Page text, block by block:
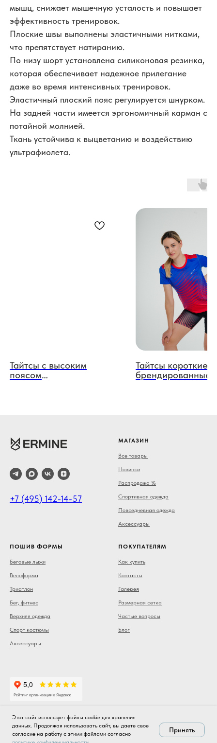
мышц, снижает мышечную усталость и повышает
эффективность тренировок.
Плоские швы выполнены эластичными нитками,
что препятствует натиранию.
По низу шорт установлена силиконовая резинка,
которая обеспечивает надежное прилегание
даже во время интенсивных тренировок.
Эластичный плоский пояс регулируется шнурком.
На задней части имеется эргономичный карман с
потайной молнией.
Ткань устойчива к выцветанию и воздействию
ультрафиолета.
Тайтсы с высоким
поясом
Тайтсы короткие
брендированные
СВЯЗАТЬСЯ
+7 (495) 142-14-57
МАГАЗИН
Все товары
Новинки
Распродажа %
Спортивная одежда
Повседневная одежда
Аксессуары
ПОШИВ ФОРМЫ
Беговые лыжи
Велоформа
Триатлон
Бег, фитнес
Верхняя одежда
Спорт костюмы
Аксессуары
ПОКУПАТЕЛЯМ
Как купить
Контакты
Галерея
Размерная сетка
Частые вопросы
Блог
Этот сайт использует файлы cookie для хранения
данных. Продолжая использовать сайт, вы даете свое
согласие на работу с этими файлами согласно
Принять
Политика в отношении обработки персональных данных
Согласие на обработку персональных данных включая cookie
Политика использования cookie